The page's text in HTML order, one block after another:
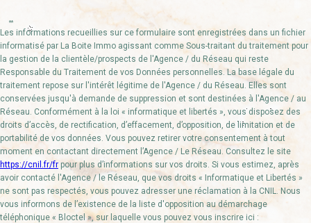
**
Les informations recueillies sur ce formulaire sont enregistrées dans un fichier
informatisé par La Boite Immo agissant comme Sous-traitant du traitement pour
la gestion de la clientèle/prospects de l'Agence / du Réseau qui reste
Responsable du Traitement de vos Données personnelles. La base légale du
traitement repose sur l'intérêt légitime de l'Agence / du Réseau. Elles sont
conservées jusqu'à demande de suppression et sont destinées à l'Agence / au
Réseau. Conformément à la loi « informatique et libertés », vous disposez des
droits d’accès, de rectification, d’effacement, d’opposition, de limitation et de
portabilité de vos données. Vous pouvez retirer votre consentement à tout
moment en contactant directement l’Agence / Le Réseau. Consultez le site
https://cnil.fr/fr pour plus d’informations sur vos droits. Si vous estimez, après
avoir contacté l'Agence / le Réseau, que vos droits « Informatique et Libertés »
ne sont pas respectés, vous pouvez adresser une réclamation à la CNIL. Nous
vous informons de l’existence de la liste d'opposition au démarchage
téléphonique « Bloctel », sur laquelle vous pouvez vous inscrire ici :